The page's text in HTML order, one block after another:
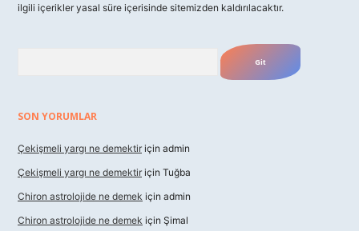
ilgili içerikler yasal süre içerisinde sitemizden kaldırılacaktır.
SON YORUMLAR
Çekişmeli yargı ne demektir için admin
Çekişmeli yargı ne demektir için Tuğba
Chiron astrolojide ne demek için admin
Chiron astrolojide ne demek için Şimal